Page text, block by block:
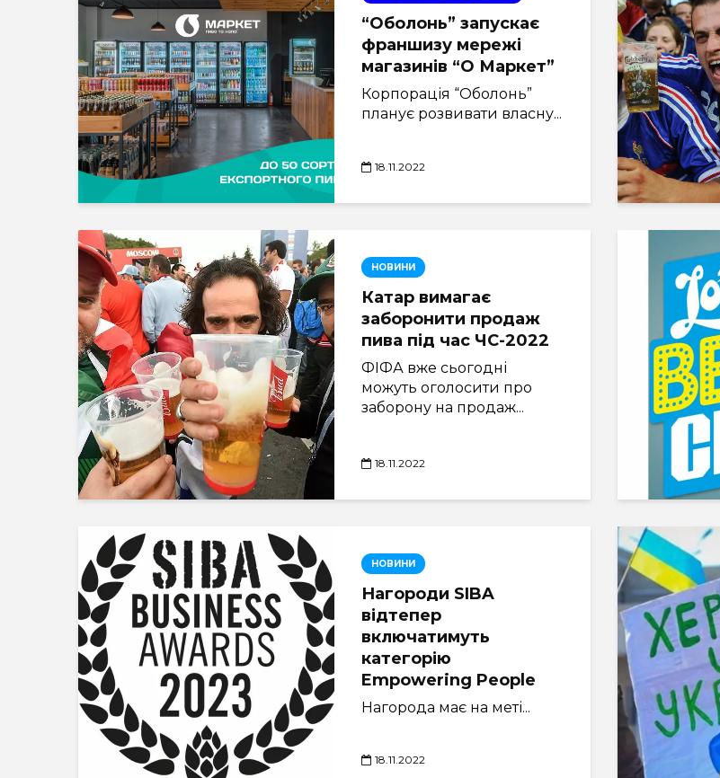
“Оболонь” запускає
франшизу мережі
магазинів “О Маркет”
Корпорація “Оболонь”
планує розвивати власну...
18.11.2022
НОВИНИ
Катар вимагає
заборонити продаж
пива під час ЧС-2022
ФІФА вже сьогодні
можуть оголосити про
заборону на продаж...
18.11.2022
НОВИНИ
Нагороди SIBA
відтепер
включатимуть
категорію
Empowering People
Нагорода має на меті...
18.11.2022